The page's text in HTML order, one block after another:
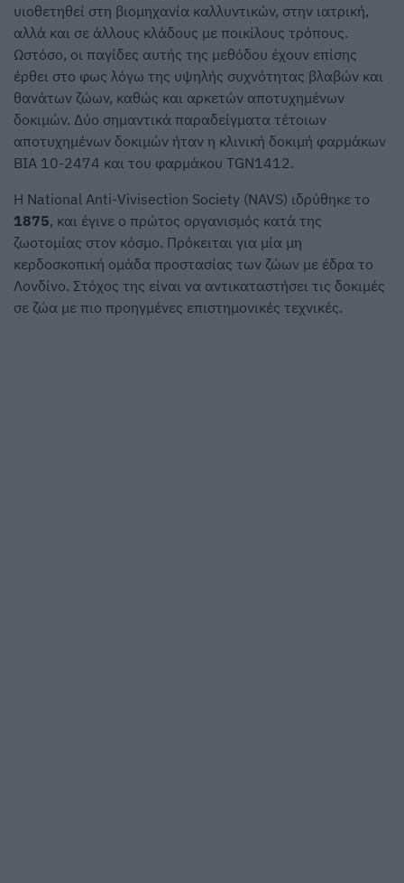
υιοθετηθεί στη βιομηχανία καλλυντικών, στην ιατρική,
αλλά και σε άλλους κλάδους με ποικίλους τρόπους.
Ωστόσο, οι παγίδες αυτής της μεθόδου έχουν επίσης
έρθει στο φως λόγω της υψηλής συχνότητας βλαβών και
θανάτων ζώων, καθώς και αρκετών αποτυχημένων
δοκιμών. Δύο σημαντικά παραδείγματα τέτοιων
αποτυχημένων δοκιμών ήταν η κλινική δοκιμή φαρμάκων
BIA 10-2474 και του φαρμάκου TGN1412.
Η National Anti-Vivisection Society (NAVS) ιδρύθηκε το
1875, και έγινε ο πρώτος οργανισμός κατά της
ζωοτομίας στον κόσμο. Πρόκειται για μία μη
κερδοσκοπική ομάδα προστασίας των ζώων με έδρα το
Λονδίνο. Στόχος της είναι να αντικαταστήσει τις δοκιμές
σε ζώα με πιο προηγμένες επιστημονικές τεχνικές.